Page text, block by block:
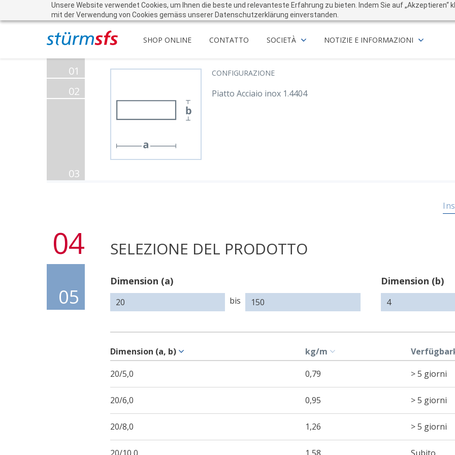
Unsere Website verwendet Cookies, um Ihnen die beste und relevanteste Erfahrung zu bieten. Indem Sie auf „Akzeptieren“
mit der Verwendung von Cookies gemäss unserer Datenschutzerklärung einverstanden.
SHOP ONLINE CONTATTO SOCIETÀ NOTIZIE E INFORMAZIONI
01
02
03
CONFIGURAZIONE
Piatto Acciaio inox 1.4404
04 SELEZIONE DEL PRODOTTO
05
Dimension (a)
bis (a)
Dimension (b)
Dimension (a, b) kg/m
20/5,0
0,79 > 5 giorni
20/6,0 0,95 > 5 giorni
20/8,0 1,26 > 5 giorni